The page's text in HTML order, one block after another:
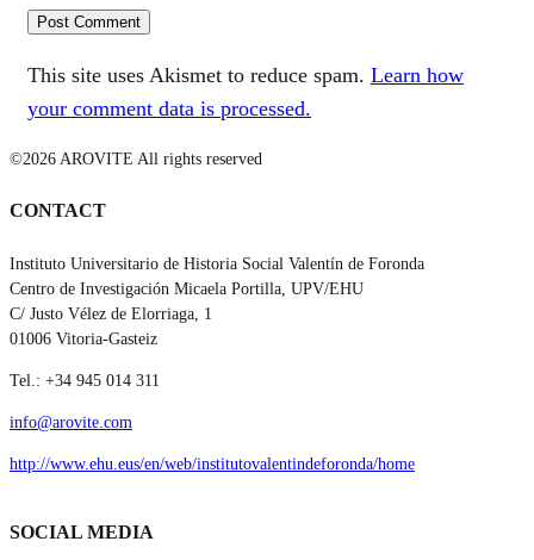
This site uses Akismet to reduce spam. Learn how
your comment data is processed.
©2026 AROVITE All rights reserved
CONTACT
Instituto Universitario de Historia Social Valentín de Foronda
Centro de Investigación Micaela Portilla, UPV/EHU
C/ Justo Vélez de Elorriaga, 1
01006 Vitoria-Gasteiz
Tel.: +34 945 014 311
info@arovite.com
http://www.ehu.eus/en/web/institutovalentindeforonda/home
SOCIAL MEDIA